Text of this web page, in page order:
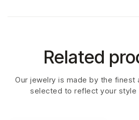
Related
Our jewelry is made by the finest
selected to reflect your style